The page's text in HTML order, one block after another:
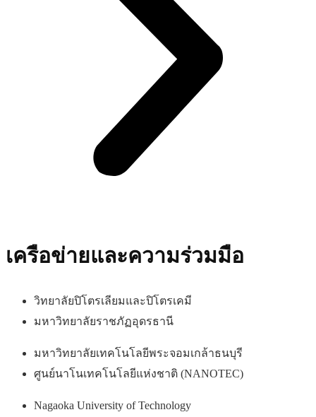
เครือข่ายและความร่วมมือ
วิทยาลัยปิโตรเลียมและปิโตรเคมี
มหาวิทยาลัยราชภัฏอุดรธานี
มหาวิทยาลัยเทคโนโลยีพระจอมเกล้าธนบุรี
ศูนย์นาโนเทคโนโลยีแห่งชาติ (NANOTEC)
Nagaoka University of Technology